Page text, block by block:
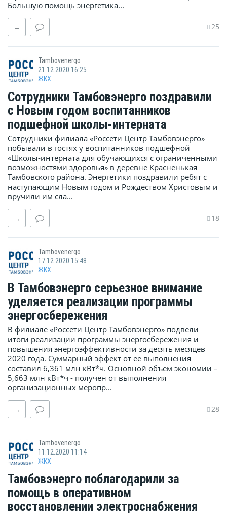
Большую помощь энергетика...
→ 25
Tambovenergo
21.12.2020 16:25
ЖКХ
Сотрудники Тамбовэнерго поздравили
с Новым годом воспитанников
подшефной школы-интерната
Сотрудники филиала «Россети Центр Тамбовэнерго»
побывали в гостях у воспитанников подшефной
«Школы-интерната для обучающихся с ограниченными
возможностями здоровья» в деревне Красненькая
Тамбовского района. Энергетики поздравили ребят с
наступающим Новым годом и Рождеством Христовым и
вручили им сла...
→ 18
Tambovenergo
17.12.2020 15:48
ЖКХ
В Тамбовэнерго серьезное внимание
уделяется реализации программы
энергосбережения
В филиале «Россети Центр Тамбовэнерго» подвели
итоги реализации программы энергосбережения и
повышения энергоэффективности за десять месяцев
2020 года. Суммарный эффект от ее выполнения
составил 6,361 млн кВт*ч. Основной объем экономии –
5,663 млн кВт*ч - получен от выполнения
организационных меропр...
→ 28
Tambovenergo
11.12.2020 11:14
ЖКХ
Тамбовэнерго поблагодарили за
помощь в оперативном
восстановлении электроснабжения